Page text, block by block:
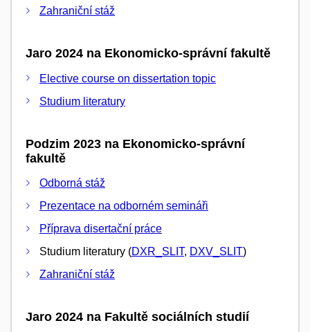
Zahraniční stáž
Jaro 2024 na Ekonomicko-správní fakultě
Elective course on dissertation topic
Studium literatury
Podzim 2023 na Ekonomicko-správní
fakultě
Odborná stáž
Prezentace na odborném semináři
Příprava disertační práce
Studium literatury (DXR_SLIT, DXV_SLIT)
Zahraniční stáž
Jaro 2024 na Fakultě sociálních studií